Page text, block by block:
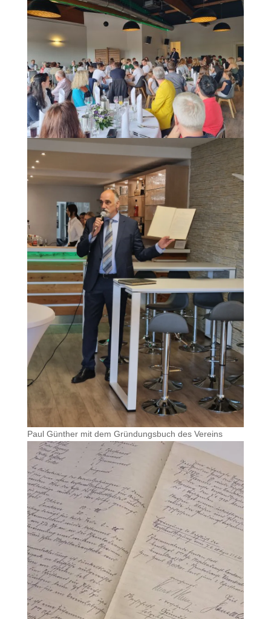
Paul Günther mit dem Gründungsbuch des Vereins